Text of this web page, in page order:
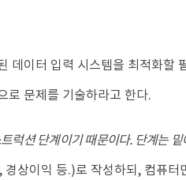
데이터 입력 시스템을 최적화할
로 문제를 기술하라고 한다.
럭션 단계이기 때문이다. 단계는 밑
상이익 등.)로 작성하되, 컴퓨터